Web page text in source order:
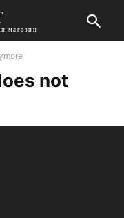
магазин
not